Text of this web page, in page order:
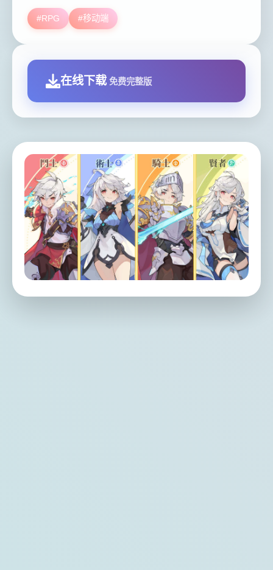
#RPG #移动端
在线下载 免费完整版